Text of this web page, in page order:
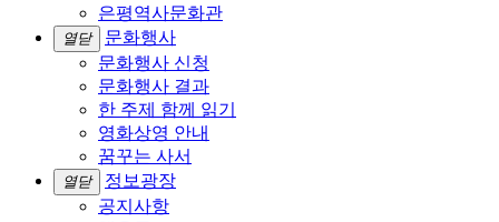
은평역사문화관
열닫
문화행사
문화행사 신청
문화행사 결과
한 주제 함께 읽기
영화상영 안내
꿈꾸는 사서
열닫
정보광장
공지사항